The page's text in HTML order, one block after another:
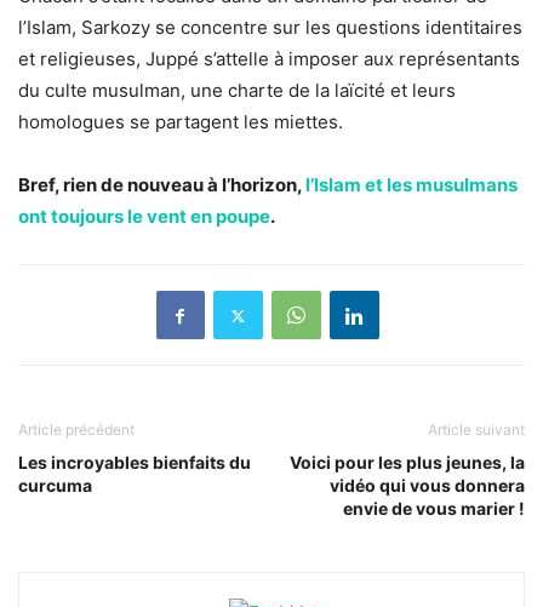
l’Islam, Sarkozy se concentre sur les questions identitaires
et religieuses, Juppé s’attelle à imposer aux représentants
du culte musulman, une charte de la laïcité et leurs
homologues se partagent les miettes.
Bref, rien de nouveau à l’horizon,l’Islam et les musulmans
ont toujours le vent en poupe.
Article précédent
Les incroyables bienfaits du
curcuma
Article suivant
Voici pour les plus jeunes, la
vidéo qui vous donnera
envie de vous marier !